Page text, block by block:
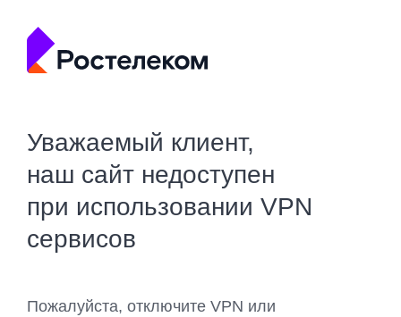
Уважаемый клиент,
наш сайт недоступен
при использовании VPN
сервисов
Пожалуйста, отключите VPN или